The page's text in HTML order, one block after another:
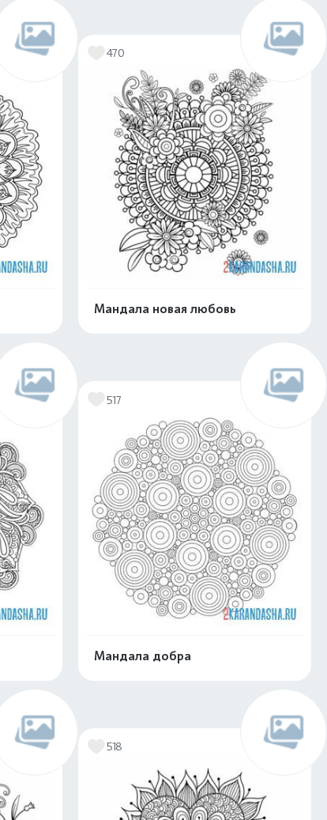
470
Мандала новая любовь
517
Мандала добра
518